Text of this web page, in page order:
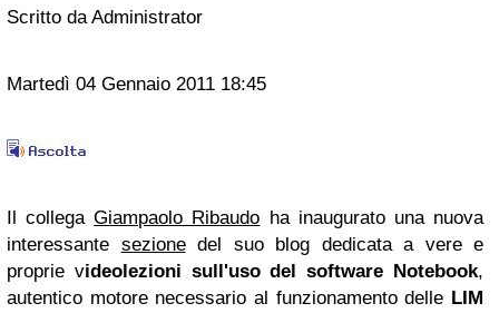
Scritto da Administrator
Martedì 04 Gennaio 2011 18:45
Il collegaGiampaolo Ribaudo ha inaugurato una nuova
interessante sezionedel suo blog dedicata a vere e
proprie videolezioni sull'uso del software Notebook,
autentico motore necessario al funzionamento delle LIM